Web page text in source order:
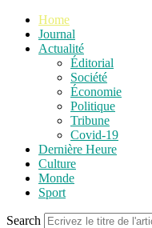
Home
Journal
Actualité
Éditorial
Société
Économie
Politique
Tribune
Covid-19
Dernière Heure
Culture
Monde
Sport
Search